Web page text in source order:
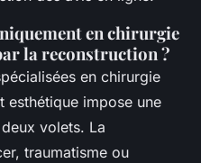
en chirurgie
la reconstruction ?
en chirurgie
esthétique impose une
volets. La
traumatisme ou